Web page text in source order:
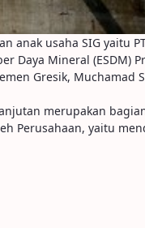
usaha SIG yaitu
Daya Mineral (ESDM)
Gresik,
merupakan
Perusahaan, yaitu